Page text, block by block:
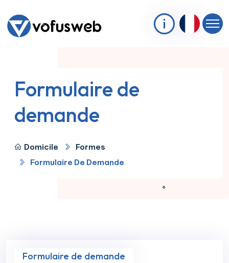
Formulaire de
demande
Domicile
Formes
Formulaire De Demande
Formulaire de demande